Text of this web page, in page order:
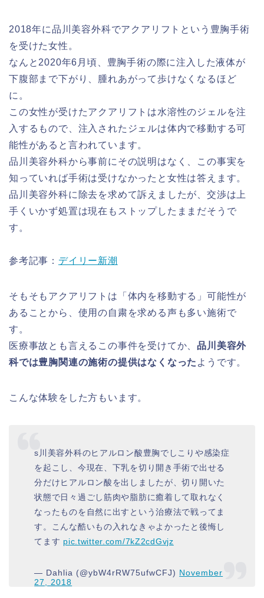
2018年に品川美容外科でアクアリフトという豊胸手術
を受けた女性。
なんと2020年6月頃、豊胸手術の際に注入した液体が
下腹部まで下がり、腫れあがって歩けなくなるほど
に。
この女性が受けたアクアリフトは水溶性のジェルを注
入するもので、注入されたジェルは体内で移動する可
能性があると言われています。
品川美容外科から事前にその説明はなく、この事実を
知っていれば手術は受けなかったと女性は答えます。
品川美容外科に除去を求めて訴えましたが、交渉は上
手くいかず処置は現在もストップしたままだそうで
す。
参考記事： デイリー新潮
そもそもアクアリフトは「体内を移動する」可能性が
あることから、使用の自粛を求める声も多い施術で
す。
医療事故とも言えるこの事件を受けてか、品川美容外
科では豊胸関連の施術の提供はなくなった ようです。
こんな体験をした方もいます。
s川美容外科のヒアルロン酸豊胸でしこりや感染症
を起こし、今現在、下乳を切り開き手術で出せる
分だけヒアルロン酸を出しましたが、切り開いた
状態で日々過ごし筋肉や脂肪に癒着して取れなく
なったものを自然に出すという治療法で戦ってま
す。こんな酷いもの入れなきゃよかったと後悔し
てます pic.twitter.com/7kZ2cdGvjz
— Dahlia (@ybW4rRW75ufwCFJ) November
27, 2018